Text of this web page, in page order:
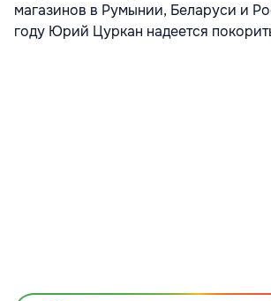
магазинов в Румынии, Беларуси и
году Юрий Цуркан надеется